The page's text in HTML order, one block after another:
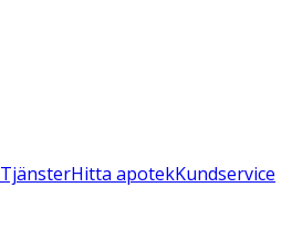
TjänsterHitta apotekKundservice